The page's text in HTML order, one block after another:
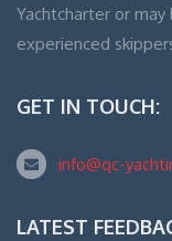
Yachtcharter or
experienced
GET IN TOUCH:
info@qc-
LATEST